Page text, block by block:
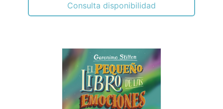
Consulta disponibilidad